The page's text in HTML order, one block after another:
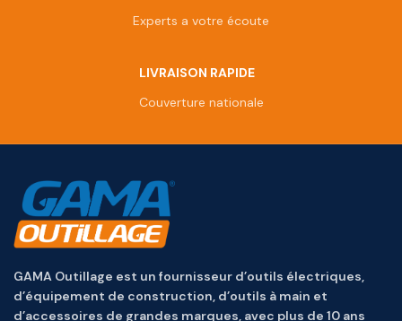
Experts a votre écoute
LIVRAISON RAPIDE
Couverture nationale
GAMA Outillage est un fournisseur d’outils électriques,
d’équipement de construction, d’outils à main et
d’accessoires de grandes marques, avec plus de 10 ans